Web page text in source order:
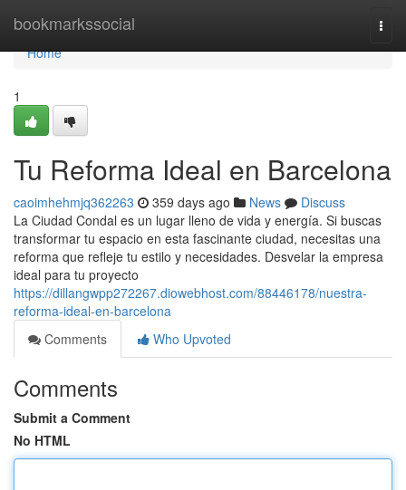
bookmarkssocial
Home
Home
1
Tu Reforma Ideal en Barcelona
caoimhehmjq362263 359 days ago News
Discuss
La Ciudad Condal es un lugar lleno de vida y energía. Si buscas
transformar tu espacio en esta fascinante ciudad, necesitas una
reforma que refleje tu estilo y necesidades. Desvelar la empresa
ideal para tu proyecto
https://dillangwpp272267.diowebhost.com/88446178/nuestra-
reforma-ideal-en-barcelona
Comments
Who Upvoted
Comments
Submit a Comment
No HTML